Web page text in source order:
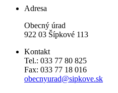
Adresa
Obecný úrad
922 03 Šípkové 113
Kontakt
Tel.: 033 77 80 825
Fax: 033 77 18 016
obecnyurad@sipkove.sk